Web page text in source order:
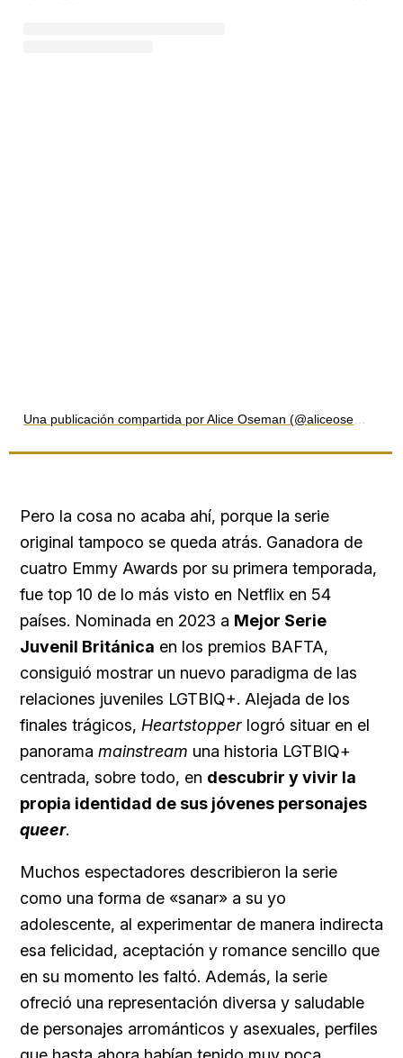
Pero la cosa no acaba ahí, porque la serie
original tampoco se queda atrás. Ganadora de
cuatro Emmy Awards por su primera temporada,
fue top 10 de lo más visto en Netflix en 54
países. Nominada en 2023 a Mejor Serie
Juvenil Británica en los premios BAFTA,
consiguió mostrar un nuevo paradigma de las
relaciones juveniles LGTBIQ+. Alejada de los
finales trágicos, Heartstopper logró situar en el
panorama mainstream una historia LGTBIQ+
centrada, sobre todo, en descubrir y vivir la
propia identidad de sus jóvenes personajes
queer.
Muchos espectadores describieron la serie
como una forma de «sanar» a su yo
adolescente, al experimentar de manera indirecta
esa felicidad, aceptación y romance sencillo que
en su momento les faltó. Además, la serie
ofreció una representación diversa y saludable
de personajes arrománticos y asexuales, perfiles